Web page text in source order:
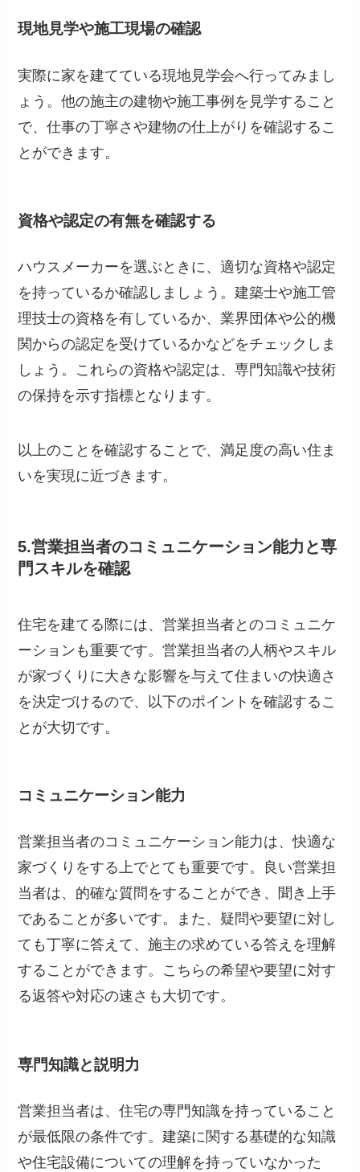
現地見学や施工現場の確認
実際に家を建てている現地見学会へ行ってみまし
ょう。他の施主の建物や施工事例を見学すること
で、仕事の丁寧さや建物の仕上がりを確認するこ
とができます。
資格や認定の有無を確認する
ハウスメーカーを選ぶときに、適切な資格や認定
を持っているか確認しましょう。建築士や施工管
理技士の資格を有しているか、業界団体や公的機
関からの認定を受けているかなどをチェックしま
しょう。これらの資格や認定は、専門知識や技術
の保持を示す指標となります。
以上のことを確認することで、満足度の高い住ま
いを実現に近づきます。
5.営業担当者のコミュニケーション能力と専
門スキルを確認
住宅を建てる際には、営業担当者とのコミュニケ
ーションも重要です。営業担当者の人柄やスキル
が家づくりに大きな影響を与えて住まいの快適さ
を決定づけるので、以下のポイントを確認するこ
とが大切です。
コミュニケーション能力
営業担当者のコミュニケーション能力は、快適な
家づくりをする上でとても重要です。良い営業担
当者は、的確な質問をすることができ、聞き上手
であることが多いです。また、疑問や要望に対し
ても丁寧に答えて、施主の求めている答えを理解
することができます。こちらの希望や要望に対す
る返答や対応の速さも大切です。
専門知識と説明力
営業担当者は、住宅の専門知識を持っていること
が最低限の条件です。建築に関する基礎的な知識
や住宅設備についての理解を持っていなかった